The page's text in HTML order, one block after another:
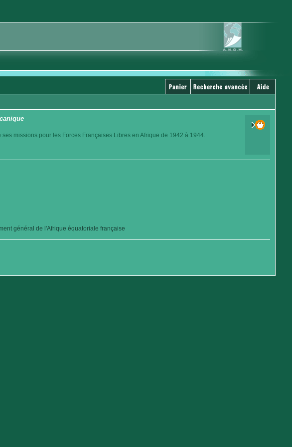
missions pour les Forces Françaises Libres en Afrique de 1942 à 1944.
général de l'Afrique équatoriale française